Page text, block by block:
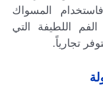
فاستخدام المسواك
اللطيفة التي
تجارياً.